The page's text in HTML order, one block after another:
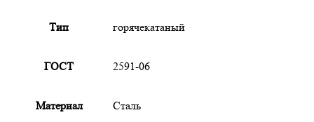
Тип горячекатаный
ГОСТ 2591-06
Материал Сталь